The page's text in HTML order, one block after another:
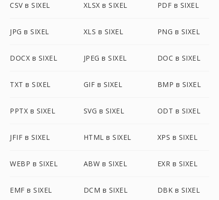
CSV в SIXEL XLSX в SIXEL PDF в SIXEL
JPG в SIXEL XLS в SIXEL PNG в SIXEL
DOCX в SIXEL JPEG в SIXEL DOC в SIXEL
TXT в SIXEL GIF в SIXEL BMP в SIXEL
PPTX в SIXEL SVG в SIXEL ODT в SIXEL
JFIF в SIXEL HTML в SIXEL XPS в SIXEL
WEBP в SIXEL ABW в SIXEL EXR в SIXEL
EMF в SIXEL DCM в SIXEL DBK в SIXEL